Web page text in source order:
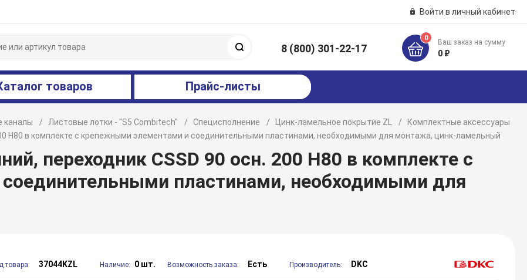
Войти в личный кабинет
8 (800) 301-22-17
0
Ваш заказ на сумму
0 ₽
товаров Прайс-листы
каналы Листовые лотки - "S5 Combitech" Специсполнение Цинк-ламельное покрытие ZL
Комплектные аксессуары
H80 в комплекте с крепежными элементами и соединительными пластинами, необходимыми для монтажа, цинк-ламельный
переходник CSSD 90 осн. 200 H80 в комплекте с
пластинами, необходимыми для
товара: 37044KZL Наличие: 0 шт. Возможность заказа: Есть Производитель: DKC